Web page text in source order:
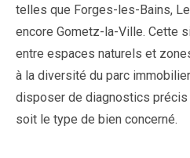
telles que Forges-les-Bains,
encore Gometz-la-Ville. Cette
entre espaces naturels et
à la diversité du parc
disposer de diagnostics précis
soit le type de bien concerné.